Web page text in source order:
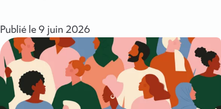
Publié le 9 juin 2026